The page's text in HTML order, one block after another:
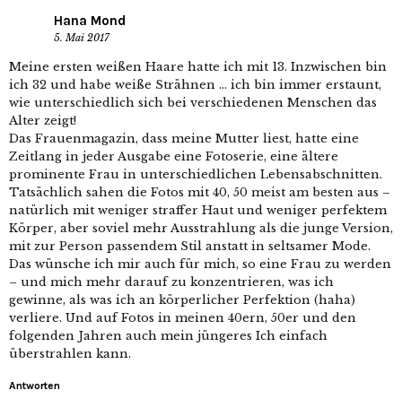
Hana Mond
5. Mai 2017
Meine ersten weißen Haare hatte ich mit 13. Inzwischen bin
ich 32 und habe weiße Strähnen … ich bin immer erstaunt,
wie unterschiedlich sich bei verschiedenen Menschen das
Alter zeigt!
Das Frauenmagazin, dass meine Mutter liest, hatte eine
Zeitlang in jeder Ausgabe eine Fotoserie, eine ältere
prominente Frau in unterschiedlichen Lebensabschnitten.
Tatsächlich sahen die Fotos mit 40, 50 meist am besten aus –
natürlich mit weniger straffer Haut und weniger perfektem
Körper, aber soviel mehr Ausstrahlung als die junge Version,
mit zur Person passendem Stil anstatt in seltsamer Mode.
Das wünsche ich mir auch für mich, so eine Frau zu werden
– und mich mehr darauf zu konzentrieren, was ich
gewinne, als was ich an körperlicher Perfektion (haha)
verliere. Und auf Fotos in meinen 40ern, 50er und den
folgenden Jahren auch mein jüngeres Ich einfach
überstrahlen kann.
Antworten